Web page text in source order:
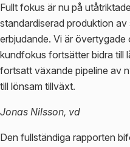
Fullt fokus är nu på
standardiserad produktion
erbjudande. Vi är
kundfokus fortsätter bidra till
fortsatt växande pipeline av
till lönsam tillväxt.
Jonas Nilsson, vd
Den fullständiga rapporten